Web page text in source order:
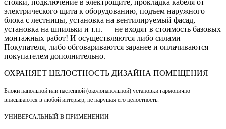
стояки, подключение в электрощите, прокладка кабеля от
электрического щита к оборудованию, подъем наружного
блока с лестницы, установка на вентилируемый фасад,
установка на шпильки и т.п. — не входят в стоимость базовых
монтажных работ! И осуществляются либо силами
Покупателя, либо обговариваются заранее и оплачиваются
покупателем дополнительно.
ОХРАНЯЕТ ЦЕЛОСТНОСТЬ ДИЗАЙНА ПОМЕЩЕНИЯ
Блоки напольной или настенной (околонапольной) установки гармонично
вписываются в любой интерьер, не нарушая его целостность.
УНИВЕРСАЛЬНЫЙ В ПРИМЕНЕНИИ